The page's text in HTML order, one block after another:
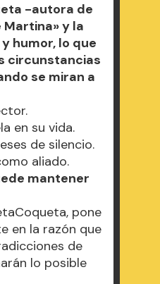
-autora de
Martina» y la
humor, lo que
circunstancias
se miran a
en su vida.
de silencio.
aliado.
mantener
pone
en la razón que
de
lo posible